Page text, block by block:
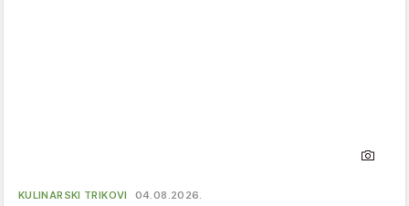
KULINARSKI TRIKOVI 04.08.2026.